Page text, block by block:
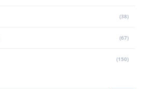
(38)
(67)
(150)